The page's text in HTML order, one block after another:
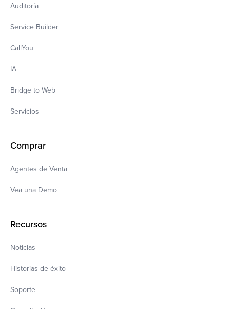
Auditoría
Service Builder
CallYou
IA
Bridge to Web
Servicios
Comprar
Agentes de Venta
Vea una Demo
Recursos
Noticias
Historias de éxito
Soporte